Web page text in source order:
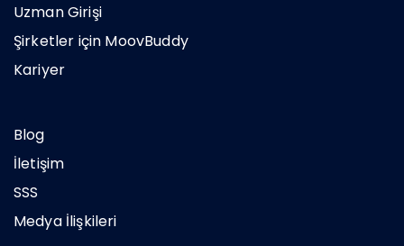
Uzman Girişi
Şirketler için MoovBuddy
Kariyer
Blog
İletişim
SSS
Medya İlişkileri